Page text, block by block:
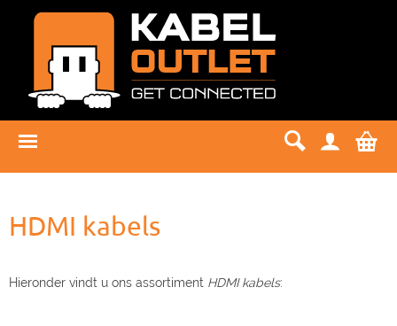
HDMI kabels
Hieronder vindt u ons assortiment HDMI kabels: